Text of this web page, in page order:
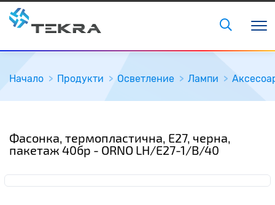
Начало Продукти Осветление Лампи
Фасонка, термопластична, E27, черна,
пакетаж 40бр - ORNO LH/E27-1/B/40